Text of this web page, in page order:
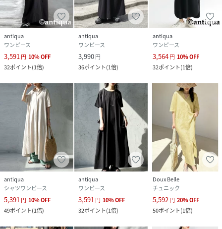
ドなフォルム。
自然な立体感を生みながら、すとんと落ちるIライン見えも楽
しめ、体型カバーとすっきり感を両立します。
【素材】
リネンタッチのポリエステル素材を使用し、軽やかでさらり
とした肌触り。
通気性と落ち感に優れ、リラックスした着用感を叶えます。
※デザイン上、透け感のある生地を使用しておりますため、
必ずペチコートなどのボトムスインナーをご着用ください。
antiqua
ワンピース
3,591円 10%OFF
32ポイント(1倍)
antiqua
ワンピース
3,990円
36ポイント(1倍)
antiqua
ワンピース
3,564円 10%OFF
32ポイント(1倍)
antiqua
シャツワンピース
5,391円 10%OFF
49ポイント(1倍)
antiqua
ワンピース
3,591円 10%OFF
32ポイント(1倍)
Doux Belle
チュニック
5,592円 20%OFF
50ポイント(1倍)